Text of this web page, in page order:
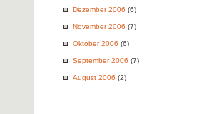
Dezember 2006 (6)
November 2006 (7)
Oktober 2006 (6)
September 2006 (7)
August 2006 (2)